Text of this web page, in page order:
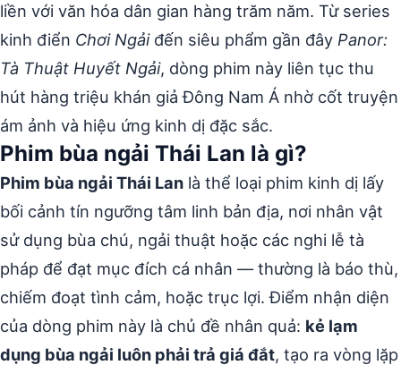
liền với văn hóa dân gian hàng trăm năm. Từ series
kinh điển Chơi Ngảiđến siêu phẩm gần đây Panor:
Tà Thuật Huyết Ngải, dòng phim này liên tục thu
hút hàng triệu khán giả Đông Nam Á nhờ cốt truyện
ám ảnh và hiệu ứng kinh dị đặc sắc.
Phim bùa ngải Thái Lan là gì?
Phim bùa ngải Thái Lan là thể loại phim kinh dị lấy
bối cảnh tín ngưỡng tâm linh bản địa, nơi nhân vật
sử dụng bùa chú, ngải thuật hoặc các nghi lễ tà
pháp để đạt mục đích cá nhân — thường là báo thù,
chiếm đoạt tình cảm, hoặc trục lợi. Điểm nhận diện
của dòng phim này là chủ đề nhân quả: kẻ lạm
dụng bùa ngải luôn phải trả giá đắt, tạo ra vòng lặp